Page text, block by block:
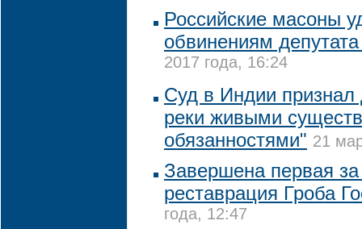
Российские масоны
обвинениям
2017 года, 16:24
Суд в Индии
реки живыми
обязанностями" 21
Завершена первая
реставрация Гроба
года, 12:47